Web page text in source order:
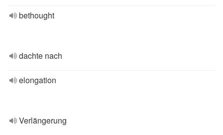
bethought
dachte nach
elongation
Verlängerung